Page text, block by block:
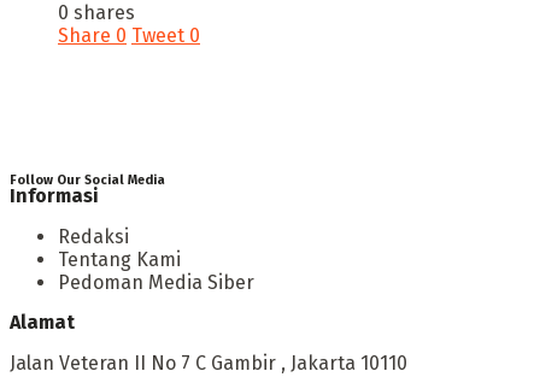
0 shares
Share 0 Tweet 0
Follow Our Social Media
Informasi
Redaksi
Tentang Kami
Pedoman Media Siber
Alamat
Jalan Veteran II No 7 C Gambir , Jakarta 10110